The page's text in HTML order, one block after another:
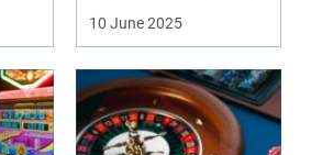
10 June 2025